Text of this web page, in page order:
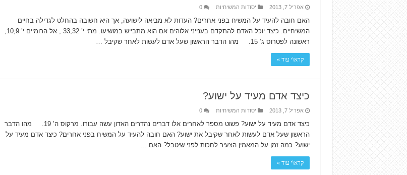
אפריל 7, 2013 יסודות המשיחיות 0
האם חובה להעיד על המשיח בפני אחרים? העדות לא מביאה לישועה, אך היא חשובה בהחלט לגדילה בחיים
המשיחיים. כיצד יוכל האדם להתקדם בענייני אלוהים אם הוא מתבייש במושיעו. מתי י’ 33,32 ; אל הרומיים י’ 10,9;
ראשונה לפטרוס ג’ 15. מהו הדבר הראשון שעל אדם לעשות לאחר שקיבל …
קרא\י עוד »
כיצד אדם מעיד על ישוע?
אפריל 7, 2013 יסודות המשיחיות 0
כיצד אדם מעיד על ישוע? פשוט מספר לאחרים אלו דברים נהדרים האדון עשה עבורו. מרקוס ה’ 19. מהו הדבר
הראשון שעל אדם לעשות לאחר שקיבל את ישוע? האם חובה להעיד על המשיח בפני אחרים? כיצד אדם מעיד על
ישוע? כמה זמן על המאמין הצעיר לחכות לפני שיטבל? האם …
קרא\י עוד »